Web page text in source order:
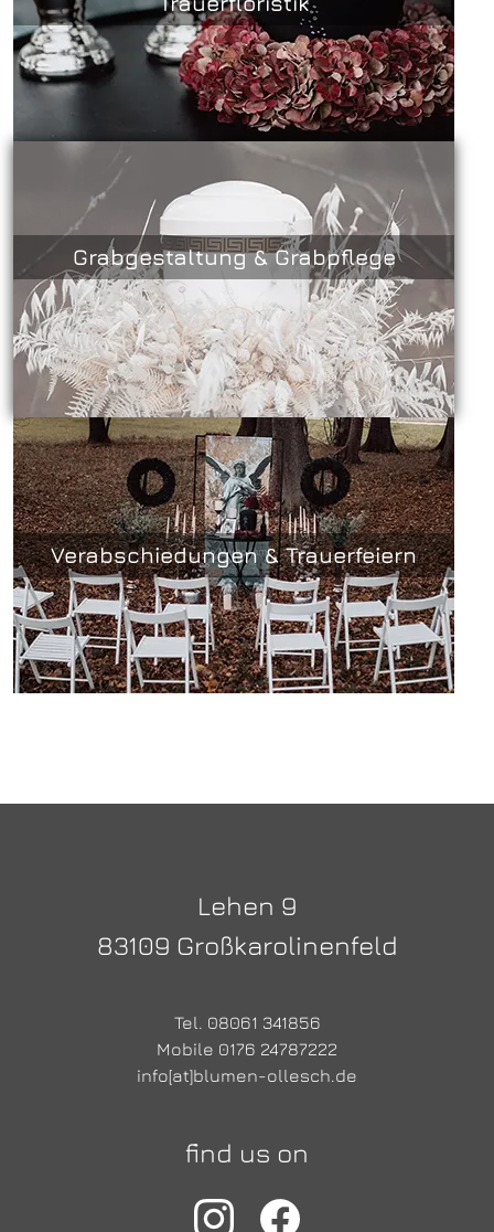
Grabgestaltung & Grabpflege
Verabschiedungen & Trauerfeiern
Lehen 9
83109 Großkarolinenfeld
Tel. 08061 341856
Mobile 0176 24787222
info[at]blumen-ollesch.de
find us on